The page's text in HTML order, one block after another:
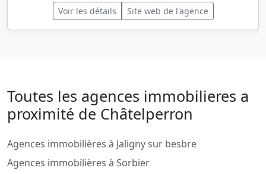
Voir les détails Site web de l'agence
Toutes les agences immobilieres a
proximité de Châtelperron
Agences immobilières à Jaligny sur besbre
Agences immobilières à Sorbier